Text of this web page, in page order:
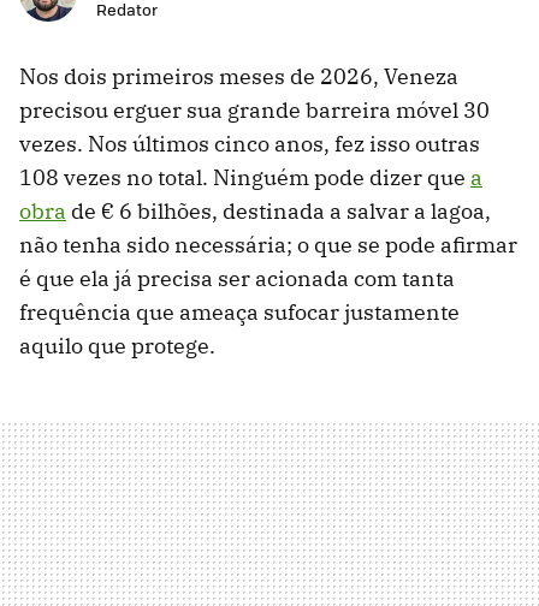
Redator
Nos dois primeiros meses de 2026, Veneza
precisou erguer sua grande barreira móvel 30
vezes. Nos últimos cinco anos, fez isso outras
108 vezes no total. Ninguém pode dizer que a
obra de € 6 bilhões, destinada a salvar a lagoa,
não tenha sido necessária; o que se pode afirmar
é que ela já precisa ser acionada com tanta
frequência que ameaça sufocar justamente
aquilo que protege.